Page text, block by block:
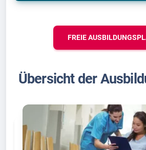
FREIE
Übersicht der